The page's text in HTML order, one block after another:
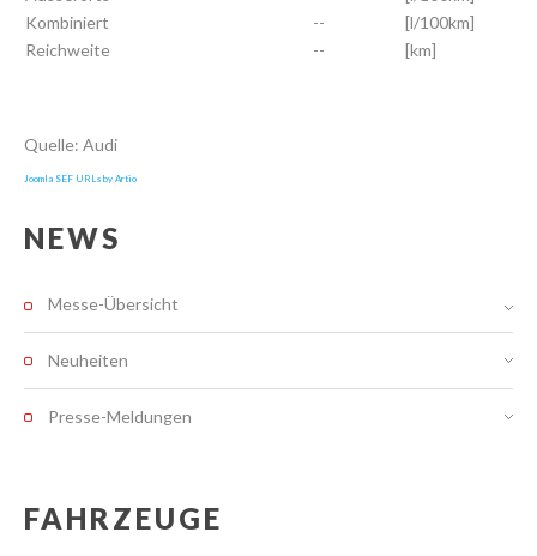
Kombiniert
--
[l/100km]
Reichweite
-- [km]
Quelle: Audi
Joomla SEF URLs by Artio
NEWS
Messe-Übersicht
Neuheiten
Presse-Meldungen
FAHRZEUGE